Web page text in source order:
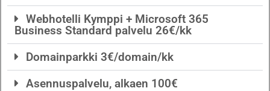
Webhotelli Kymppi + Microsoft 365
Business Standard palvelu 26€/kk
Domainparkki 3€/domain/kk
Asennuspalvelu, alkaen 100€